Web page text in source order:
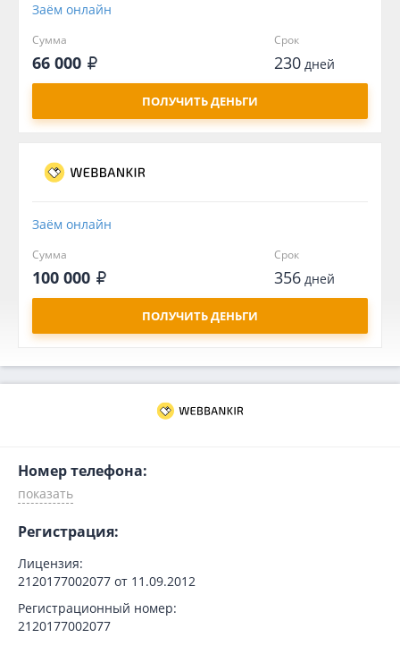
Заём онлайн
Сумма
66 000
Срок
230дней
ПОЛУЧИТЬ ДЕНЬГИ
Заём онлайн
Сумма
100 000
Срок
356дней
ПОЛУЧИТЬ ДЕНЬГИ
Номер телефона:
Регистрация:
Лицензия:
2120177002077 от 11.09.2012
Регистрационный номер:
2120177002077